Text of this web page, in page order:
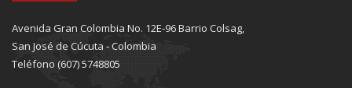
Avenida Gran Colombia No. 12E-96 Barrio Colsag,
San José de Cúcuta - Colombia
Teléfono (607) 5748805